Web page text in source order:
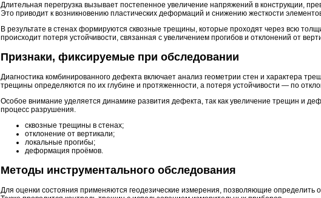
Длительная перегрузка вызывает постепенное увеличение напряжений в конструкции,
Это приводит к возникновению пластических деформаций и снижению жесткости
В результате в стенах формируются сквозные трещины, которые проходят через всю
происходит потеря устойчивости, связанная с увеличением прогибов и отклонений от
Признаки, фиксируемые при обследовании
Диагностика комбинированного дефекта включает анализ геометрии стен и характера
трещины определяются по их глубине и протяженности, а потеря устойчивости — по
Особое внимание уделяется динамике развития дефекта, так как увеличение трещин и
процесс разрушения.
сквозные трещины в стенах;
отклонение от вертикали;
локальные прогибы;
деформация проёмов.
Методы инструментального обследования
Для оценки состояния применяются геодезические измерения, позволяющие определить